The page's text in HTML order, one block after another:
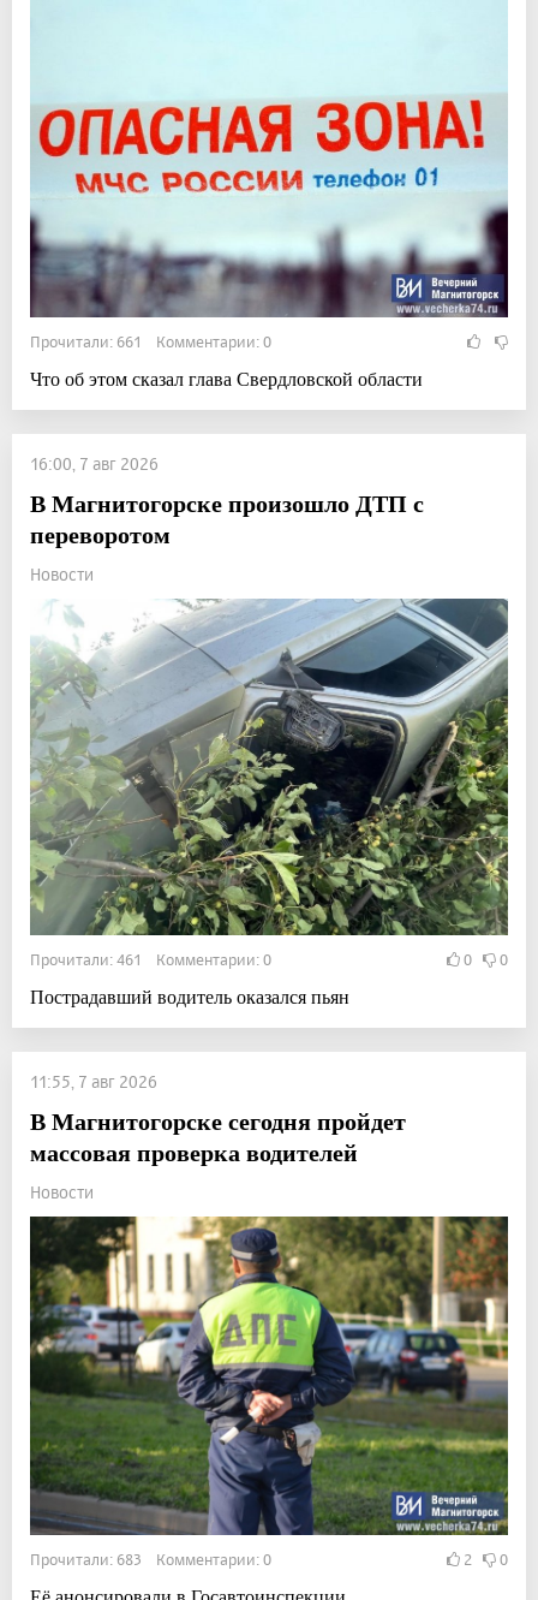
Прочитали: 661 Комментарии: 0
Что об этом сказал глава Свердловской области
16:00, 7 авг 2026
В Магнитогорске произошло ДТП с
переворотом
Новости
Прочитали: 461 Комментарии: 0 0 0
Пострадавший водитель оказался пьян
11:55, 7 авг 2026
В Магнитогорске сегодня пройдет
массовая проверка водителей
Новости
Прочитали: 683 Комментарии: 0 2 0